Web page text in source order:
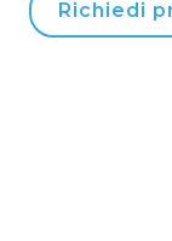
Richiedi